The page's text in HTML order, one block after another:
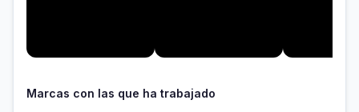
Marcas con las que ha trabajado